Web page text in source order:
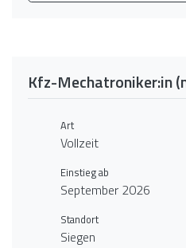
Kfz-Mechatroniker:in
Art
Vollzeit
Einstieg ab
September 2026
Standort
Siegen